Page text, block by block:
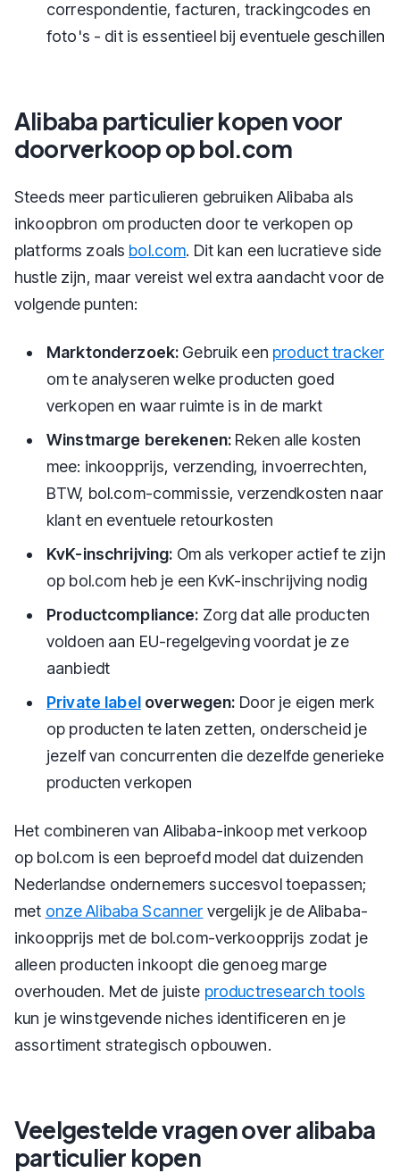
correspondentie, facturen, trackingcodes en
foto's - dit is essentieel bij eventuele geschillen
Alibaba particulier kopen voor
doorverkoop op bol.com
Steeds meer particulieren gebruiken Alibaba als
inkoopbron om producten door te verkopen op
platforms zoals bol.com. Dit kan een lucratieve side
hustle zijn, maar vereist wel extra aandacht voor de
volgende punten:
Marktonderzoek: Gebruik een product tracker
om te analyseren welke producten goed
verkopen en waar ruimte is in de markt
Winstmarge berekenen: Reken alle kosten
mee: inkoopprijs, verzending, invoerrechten,
BTW, bol.com-commissie, verzendkosten naar
klant en eventuele retourkosten
KvK-inschrijving: Om als verkoper actief te zijn
op bol.com heb je een KvK-inschrijving nodig
Productcompliance: Zorg dat alle producten
voldoen aan EU-regelgeving voordat je ze
aanbiedt
Private labeloverwegen: Door je eigen merk
op producten te laten zetten, onderscheid je
jezelf van concurrenten die dezelfde generieke
producten verkopen
Het combineren van Alibaba-inkoop met verkoop
op bol.com is een beproefd model dat duizenden
Nederlandse ondernemers succesvol toepassen;
met onze Alibaba Scanner vergelijk je de Alibaba-
inkoopprijs met de bol.com-verkoopprijs zodat je
alleen producten inkoopt die genoeg marge
overhouden. Met de juiste productresearch tools
kun je winstgevende niches identificeren en je
assortiment strategisch opbouwen.
Veelgestelde vragen over alibaba
particulier kopen